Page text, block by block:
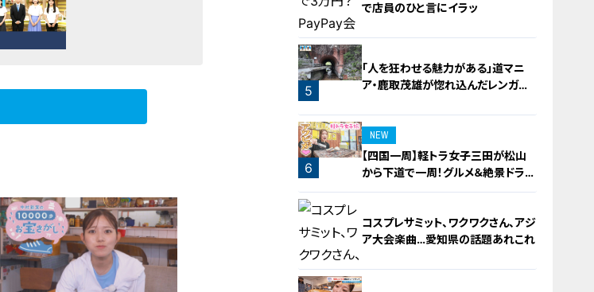
3
4
で店員のひと言にイラッ
5
「人を狂わせる魅力がある」道マニ
ア・鹿取茂雄が惚れ込んだレンガの
6
NEW
【四国一周】軽トラ女子三田が松山
から下道で一周！グルメ＆絶景ドライ
ブ⑳
コスプレサミット、ワクワクさん、アジ
ア大会楽曲…愛知県の話題あれこれ